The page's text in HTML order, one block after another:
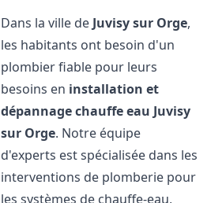
Dans la ville de Juvisy sur Orge,
les habitants ont besoin d'un
plombier fiable pour leurs
besoins en installation et
dépannage chauffe eau Juvisy
sur Orge. Notre équipe
d'experts est spécialisée dans les
interventions de plomberie pour
les systèmes de chauffe-eau,